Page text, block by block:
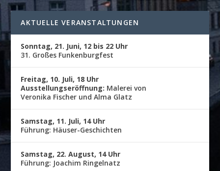
AKTUELLE VERANSTALTUNGEN
Sonntag, 21. Juni, 12 bis 22 Uhr
31. Großes Funkenburgfest
Freitag, 10. Juli, 18 Uhr
Ausstellungseröffnung: Malerei von
Veronika Fischer und Alma Glatz
Samstag, 11. Juli, 14 Uhr
Führung: Häuser-Geschichten
Samstag, 22. August, 14 Uhr
Führung: Joachim Ringelnatz